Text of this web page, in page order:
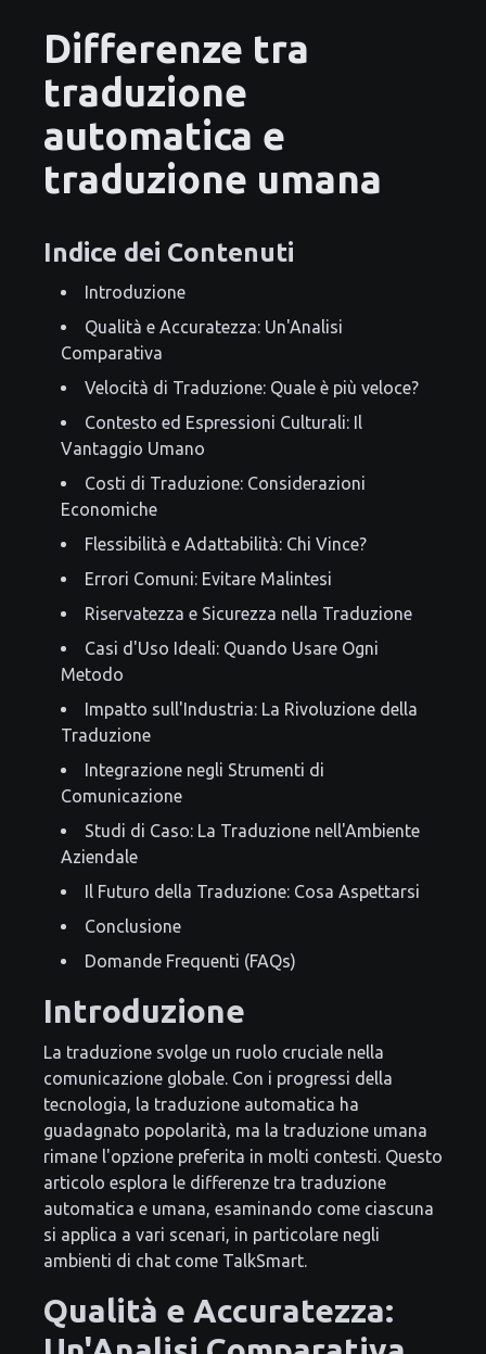
Differenze tra
traduzione
automatica e
traduzione umana
Indice dei Contenuti
Introduzione
Qualità e Accuratezza: Un'Analisi
Comparativa
Velocità di Traduzione: Quale è più veloce?
Contesto ed Espressioni Culturali: Il
Vantaggio Umano
Costi di Traduzione: Considerazioni
Economiche
Flessibilità e Adattabilità: Chi Vince?
Errori Comuni: Evitare Malintesi
Riservatezza e Sicurezza nella Traduzione
Casi d'Uso Ideali: Quando Usare Ogni
Metodo
Impatto sull'Industria: La Rivoluzione della
Traduzione
Integrazione negli Strumenti di
Comunicazione
Studi di Caso: La Traduzione nell'Ambiente
Aziendale
Il Futuro della Traduzione: Cosa Aspettarsi
Conclusione
Domande Frequenti (FAQs)
Introduzione
La traduzione svolge un ruolo cruciale nella
comunicazione globale. Con i progressi della
tecnologia, la traduzione automatica ha
guadagnato popolarità, ma la traduzione umana
rimane l'opzione preferita in molti contesti. Questo
articolo esplora le differenze tra traduzione
automatica e umana, esaminando come ciascuna
si applica a vari scenari, in particolare negli
ambienti di chat come TalkSmart.
Qualità e Accuratezza: